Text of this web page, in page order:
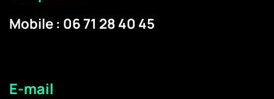
Mobile : 06 71 28 40 45
E-mail